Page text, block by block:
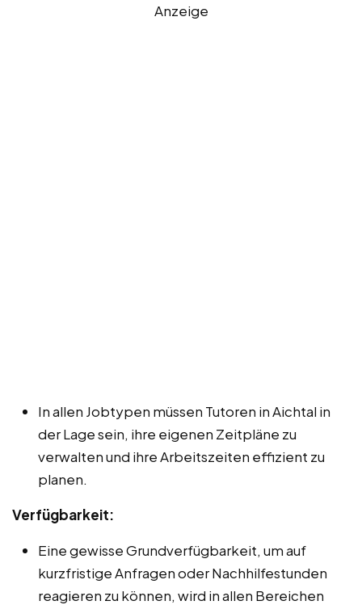
Anzeige
In allen Jobtypen müssen Tutoren in Aichtal in
der Lage sein, ihre eigenen Zeitpläne zu
verwalten und ihre Arbeitszeiten effizient zu
planen.
Verfügbarkeit:
Eine gewisse Grundverfügbarkeit, um auf
kurzfristige Anfragen oder Nachhilfestunden
reagieren zu können, wird in allen Bereichen